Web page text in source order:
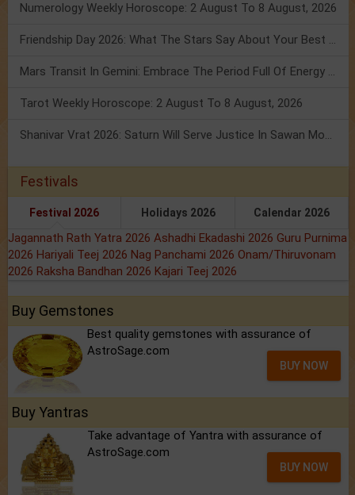
Numerology Weekly Horoscope: 2 August To 8 August, 2026
Friendship Day 2026: What The Stars Say About Your Best Friend!
Mars Transit In Gemini: Embrace The Period Full Of Energy & Intelligence
Tarot Weekly Horoscope: 2 August To 8 August, 2026
Shanivar Vrat 2026: Saturn Will Serve Justice In Sawan Month!
Festivals
Festival 2026 Holidays 2026 Calendar 2026
Jagannath Rath Yatra 2026 Ashadhi Ekadashi 2026 Guru Purnima
2026 Hariyali Teej 2026 Nag Panchami 2026 Onam/Thiruvonam
2026 Raksha Bandhan 2026 Kajari Teej 2026
Buy Gemstones
Best quality gemstones with assurance of
AstroSage.com
BUY NOW
Buy Yantras
Take advantage of Yantra with assurance of
AstroSage.com
BUY NOW